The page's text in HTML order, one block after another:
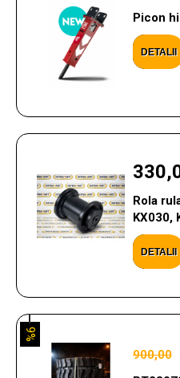
Picon
DETALII
Rola
KX030,
DETALII
900,00
9%